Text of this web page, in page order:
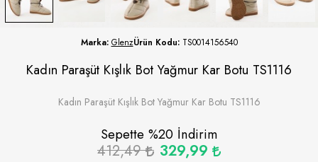
Marka: GlenzÜrün Kodu: TS0014156540
Kadın Paraşüt Kışlık Bot Yağmur Kar Botu TS1116
Kadın Paraşüt Kışlık Bot Yağmur Kar Botu TS1116
Sepette %20İndirim
412,49 329,99